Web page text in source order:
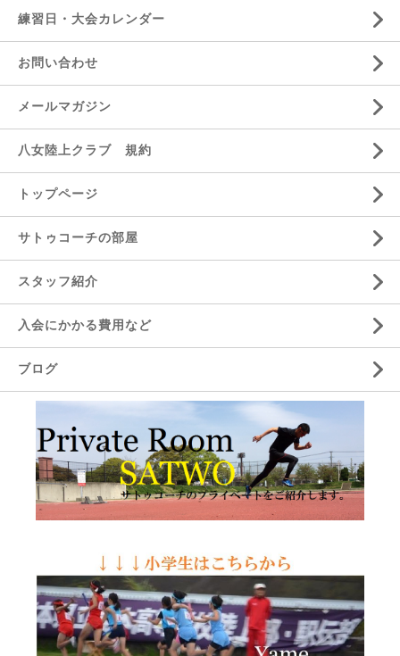
練習日・大会カレンダー
お問い合わせ
メールマガジン
八女陸上クラブ 規約
トップページ
サトゥコーチの部屋
スタッフ紹介
入会にかかる費用など
ブログ